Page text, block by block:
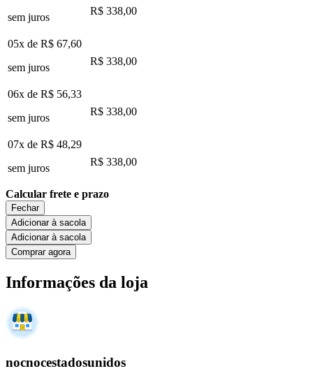
sem juros
R$ 338,00
05x de R$ 67,60
sem juros
R$ 338,00
06x de R$ 56,33
sem juros
R$ 338,00
07x de R$ 48,29
sem juros
R$ 338,00
Calcular frete e prazo
Fechar
Adicionar à sacola
Adicionar à sacola
Comprar agora
Informações da loja
nocnocestadosunidos